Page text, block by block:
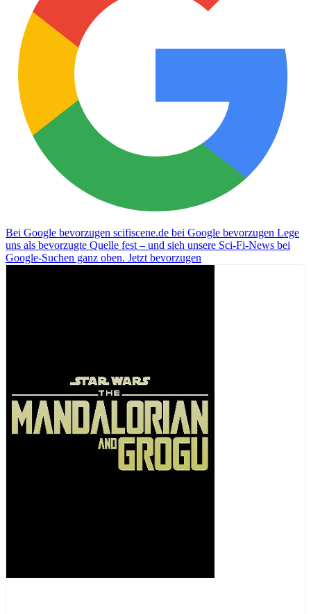
Bei Google bevorzugen scifiscene.de bei Google bevorzugen Lege
uns als bevorzugte Quelle fest – und sieh unsere Sci-Fi-News bei
Google-Suchen ganz oben. Jetzt bevorzugen